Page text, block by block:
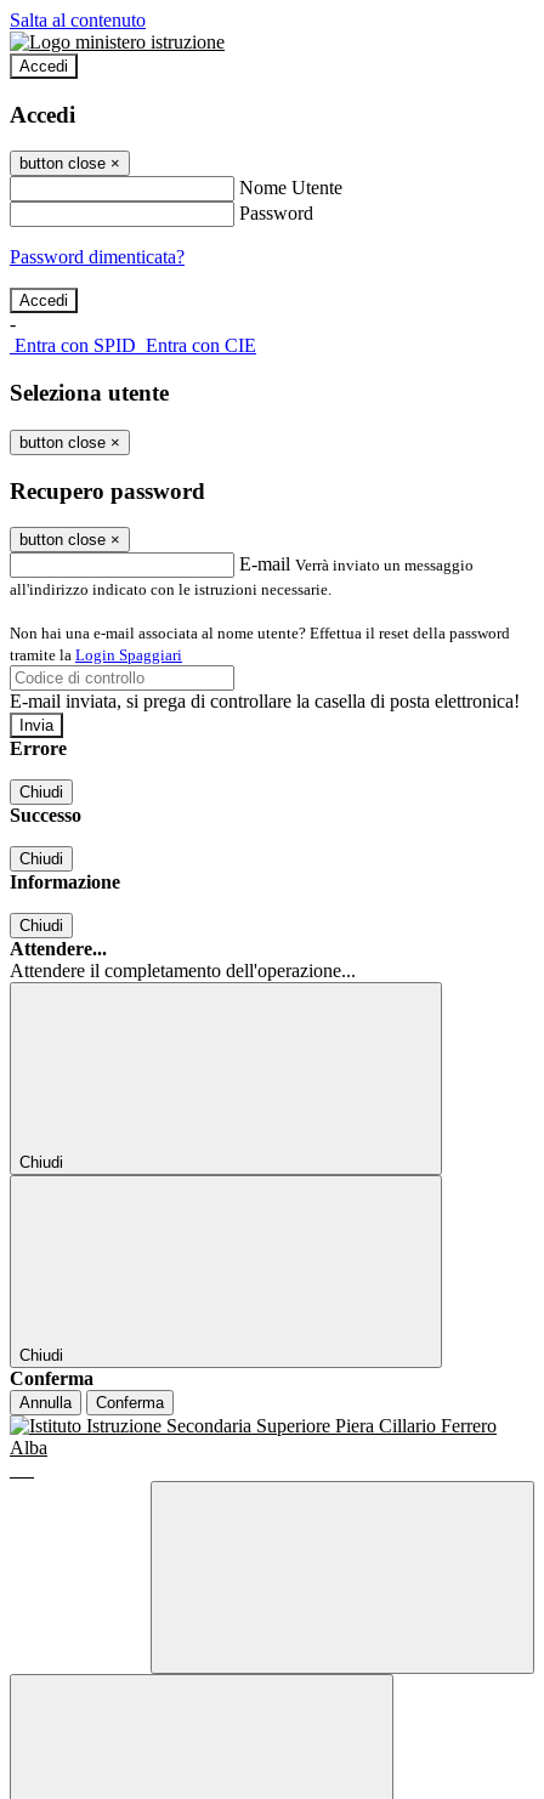
Salta al contenuto
Accedi
Accedi
button close ×
Nome Utente
Password
Password dimenticata?
-
Entra con SPID Entra con CIE
Seleziona utente
button close ×
Recupero password
button close ×
E-mail Verrà inviato un messaggio
all'indirizzo indicato con le istruzioni necessarie.
Non hai una e-mail associata al nome utente? Effettua il reset della password
tramite la Login Spaggiari
E-mail inviata, si prega di controllare la casella di posta elettronica!
Errore
Chiudi
Successo
Chiudi
Informazione
Chiudi
Attendere...
Attendere il completamento dell'operazione...
Chiudi
Chiudi
Conferma
Annulla Conferma